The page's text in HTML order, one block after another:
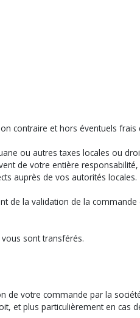
contraire et hors éventuels
ou autres taxes locales ou
de votre entière
auprès de vos autorités locales.
de la validation de la commande
sont transférés.
de votre commande par la
et plus particulièrement en cas